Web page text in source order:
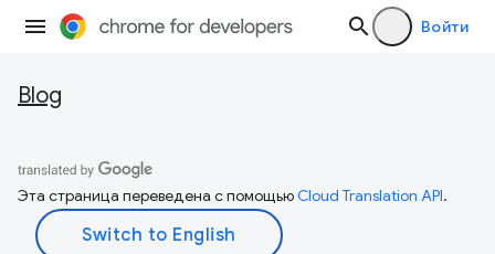
Войти
Blog
Эта страница переведена с помощьюCloud Translation API.